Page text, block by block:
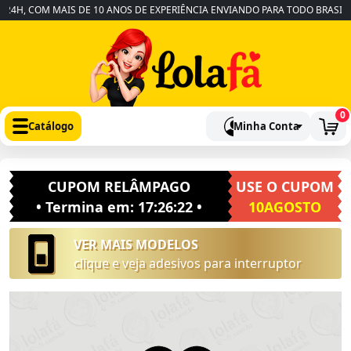
COM MAIS DE 10 ANOS DE EXPERIÊNCIA ENVIANDO PARA TODO BRASIL
Catálogo Minha Conta
0
CUPOM RELÂMPAGO
• Termina em: 17:26:22•
USE O CUPOM
10AGOSTO
VER MAIS MODELOS
clique e veja adesivos para interruptor